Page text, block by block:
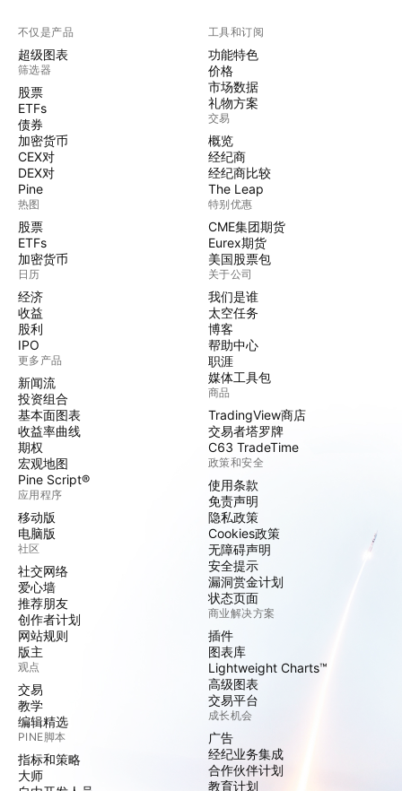
不仅是产品
超级图表
筛选器
股票
ETFs
债券
加密货币
CEX对
DEX对
Pine
热图
股票
ETFs
加密货币
日历
经济
收益
股利
IPO
更多产品
新闻流
投资组合
基本面图表
收益率曲线
期权
宏观地图
Pine Script®
应用程序
移动版
电脑版
社区
社交网络
爱心墙
推荐朋友
创作者计划
网站规则
版主
观点
交易
教学
编辑精选
PINE脚本
指标和策略
大师
工具和订阅
功能特色
价格
市场数据
礼物方案
交易
概览
经纪商
经纪商比较
The Leap
特别优惠
CME集团期货
Eurex期货
美国股票包
关于公司
我们是谁
太空任务
博客
帮助中心
职涯
媒体工具包
商品
TradingView商店
交易者塔罗牌
C63 TradeTime
政策和安全
使用条款
免责声明
隐私政策
Cookies政策
无障碍声明
安全提示
漏洞赏金计划
状态页面
商业解决方案
插件
图表库
Lightweight Charts™
高级图表
交易平台
成长机会
广告
经纪业务集成
合作伙伴计划
教育计划